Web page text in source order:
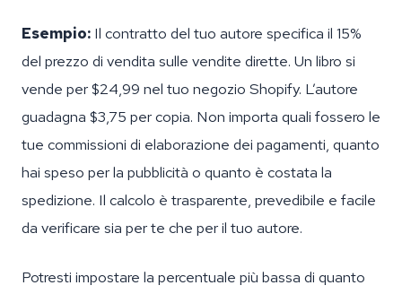
Esempio: Il contratto del tuo autore specifica il 15%
del prezzo di vendita sulle vendite dirette. Un libro si
vende per $24,99 nel tuo negozio Shopify. L’autore
guadagna $3,75 per copia. Non importa quali fossero le
tue commissioni di elaborazione dei pagamenti, quanto
hai speso per la pubblicità o quanto è costata la
spedizione. Il calcolo è trasparente, prevedibile e facile
da verificare sia per te che per il tuo autore.
Potresti impostare la percentuale più bassa di quanto